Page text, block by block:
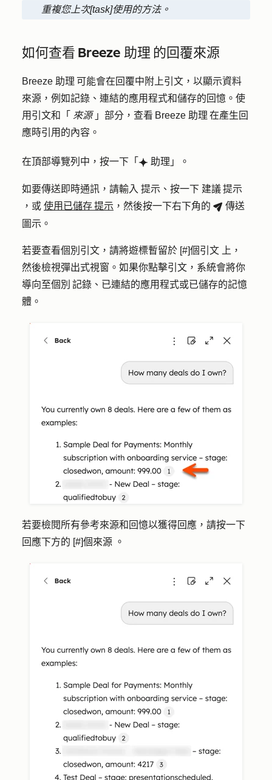
重複您上次[task]使用的方法。
如何查看 Breeze 助理 的回覆來源
Breeze 助理 可能會在回覆中附上引文，以顯示資料
來源，例如記錄、連結的應用程式和儲存的回憶。使
用引文和「 來源」部分，查看 Breeze 助理 在產生回
應時引用的內容。
在頂部導覽列中，按一下「 breezeSingleStarIcon 助理 」。
如要傳送即時通訊，請輸入 提示 、按一下 建議 提示
，或 使用已儲存 提示 ，然後按一下右下角的 breezeSendIcon 傳送
圖 示。
若要查看個別引文，請將遊標暫留於 [#]個引文 上，
然後檢視彈出式視窗。如果你點擊引文，系統會將你
導向至個別 記錄、已連結的應用程式或已儲存的記憶
體。
若要檢閱所有參考來源和回憶以獲得回應，請按一下
回應下方的 [#]個來源 。